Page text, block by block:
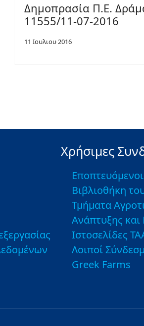
Δημοπρασία Π.Ε.
11555/11-07-2016
11 Ιουλιου 2016
Χρήσιμες
Βιβλιοθήκη
Τμήματα
Ανάπτυξης και
Ιστοσελίδες
Λοιποί
Greek Farms